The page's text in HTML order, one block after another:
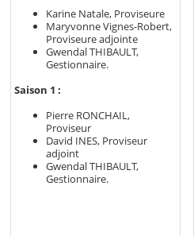
Karine Natale, Proviseure
Maryvonne Vignes-Robert,
Proviseure adjointe
Gwendal THIBAULT,
Gestionnaire.
Saison 1 :
Pierre RONCHAIL,
Proviseur
David INES, Proviseur
adjoint
Gwendal THIBAULT,
Gestionnaire.